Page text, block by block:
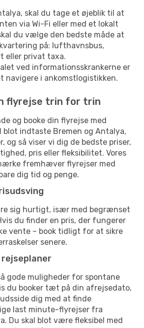
skal du tage et øjeblik til at
via Wi-Fi eller med et lokalt
du vælge den bedste måde at
på: lufthavnsbus,
eller privat taxa.
ved informationsskrankerne er
navigere i ankomstlogistikken.
flyrejse trin for trin
og booke din flyrejse med
blot indtaste Bremen og Antalya,
og så viser vi dig de bedste priser,
pris eller fleksibilitet. Vores
fremhæver flyrejser med
dig tid og penge.
sig hurtigt, især med begrænset
du finder en pris, der fungerer
vente – book tidligt for at sikre
senere.
gode muligheder for spontane
du booker tæt på din afrejsedato,
dig med at finde
last minute-flyrejser fra
Du skal blot være fleksibel med